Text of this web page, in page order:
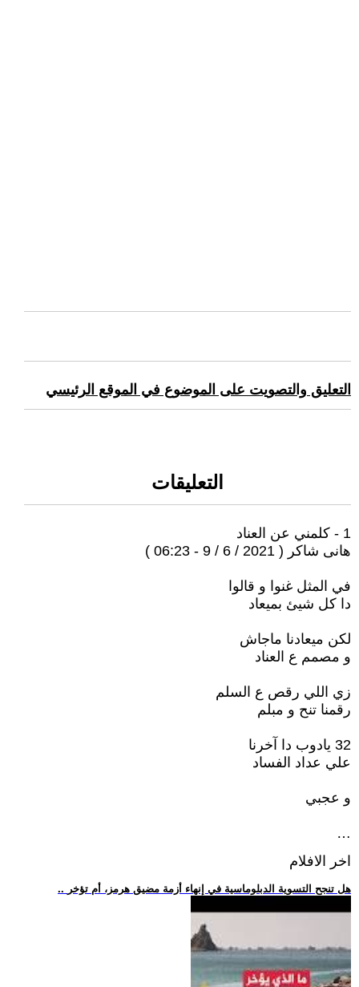
التعليق والتصويت على الموضوع في الموقع الرئيسي
التعليقات
1 - كلمني عن العناد
هانى شاكر ( 2021 / 6 / 9 - 06:23 )
في المثل غنوا و قالوا
دا كل شيئ بميعاد
لكن ميعادنا ماجاش
و مصمم ع العناد
زي اللي رقص ع السلم
رقمنا تنح و مبلم
32 يادوب دا آخرنا
علي عداد الفساد
و عجبي
…
اخر الافلام
.. هل تنجح التسوية الدبلوماسية في إنهاء أزمة مضيق هرمز، أم تؤخر